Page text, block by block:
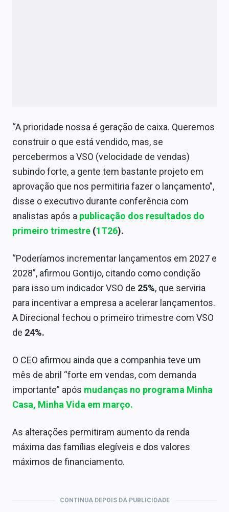
Expediente
Contato
“A prioridade nossa é geração de caixa. Queremos
construir o que está vendido, mas, se
percebermos a VSO (velocidade de vendas)
subindo forte, a gente tem bastante projeto em
aprovação que nos permitiria fazer o lançamento”,
disse o executivo durante conferência com
analistas após a publicação dos resultados do
primeiro trimestre (1T26).
“Poderíamos incrementar lançamentos em 2027 e
2028”, afirmou Gontijo, citando como condição
para isso um indicador VSO de 25%, que serviria
para incentivar a empresa a acelerar lançamentos.
A Direcional fechou o primeiro trimestre com VSO
de 24%.
O CEO afirmou ainda que a companhia teve um
mês de abril “forte em vendas, com demanda
importante” após mudanças no programa Minha
Casa, Minha Vida em março.
As alterações permitiram aumento da renda
máxima das famílias elegíveis e dos valores
máximos de financiamento.
CONTINUA DEPOIS DA PUBLICIDADE